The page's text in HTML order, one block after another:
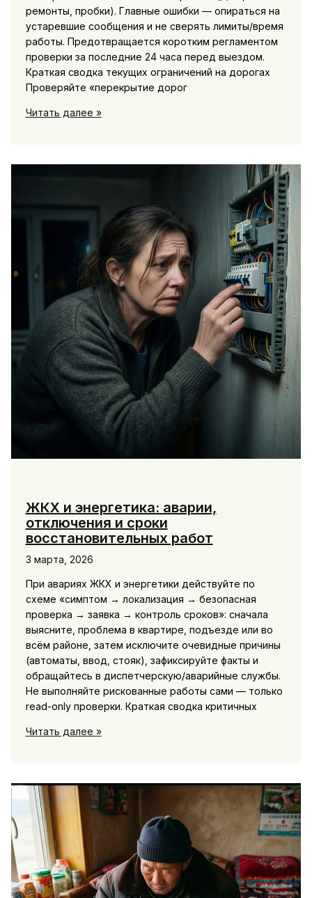
ремонты, пробки). Главные ошибки — опираться на
устаревшие сообщения и не сверять лимиты/время
работы. Предотвращается коротким регламентом
проверки за последние 24 часа перед выездом.
Краткая сводка текущих ограничений на дорогах
Проверяйте «перекрытие дорог
Ситуация
обстановка
Читать далее »
ЖКХ и энергетика: аварии,
отключения и сроки
восстановительных работ
3 марта, 2026
При авариях ЖКХ и энергетики действуйте по
схеме «симптом → локализация → безопасная
проверка → заявка → контроль сроков»: сначала
выясните, проблема в квартире, подъезде или во
всём районе, затем исключите очевидные причины
(автоматы, ввод, стояк), зафиксируйте факты и
обращайтесь в диспетчерскую/аварийные службы.
Не выполняйте рискованные работы сами — только
read-only проверки. Краткая сводка критичных
ЖКХ
отключения
сроки
восстановительных
работ
Читать далее »